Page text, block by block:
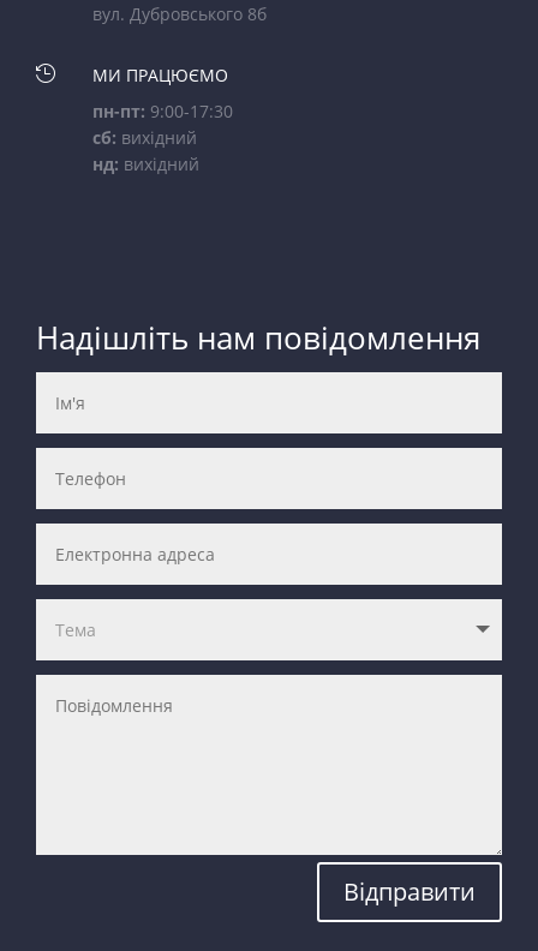
вул. Дубровського 8б

МИ ПРАЦЮЄМО
пн-пт: 9:00-17:30
сб: вихідний
нд: вихідний
Надішліть нам повідомлення
Відправити